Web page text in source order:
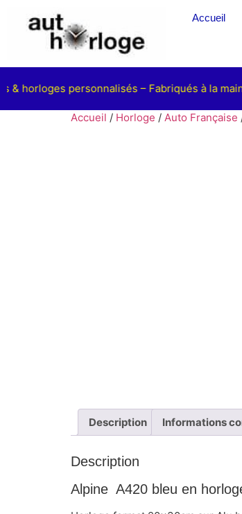
Accueil
horloges personnalisés – Fabriqués à la main
Accueil / Horloge / Auto Française
Description Informations
Description
Alpine A420 bleu en